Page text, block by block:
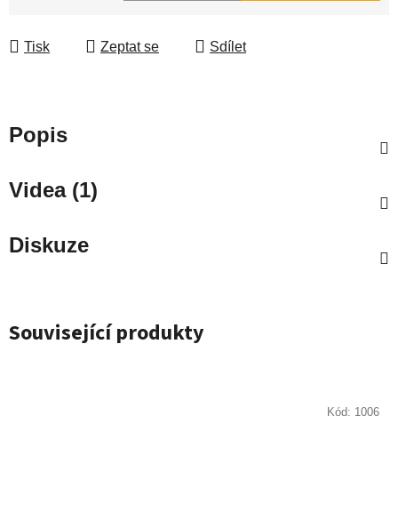
Tisk Zeptat se Sdílet
Popis
Videa (1)
Diskuze
Související produkty
Kód: 1006